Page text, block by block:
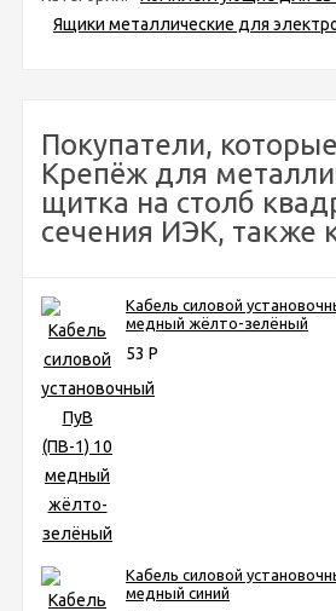
Ящики металлические для
Покупатели,
Крепёж для
щитка на столб
сечения ИЭК, также
Кабель силовой
медный жёлто-зелёный
53 Р
Кабель силовой
медный синий